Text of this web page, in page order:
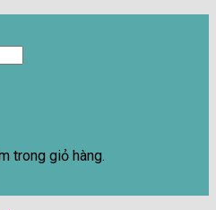
trong giỏ hàng.